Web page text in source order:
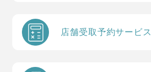
店舗受取予約サービス